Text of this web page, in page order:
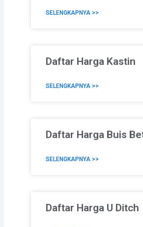
SELENGKAPNYA >>
Daftar Harga Kastin
SELENGKAPNYA >>
Daftar Harga Buis
SELENGKAPNYA >>
Daftar Harga U Ditch